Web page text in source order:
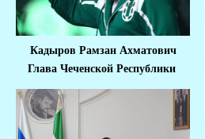
Кадыров Рамзан Ахматович
Глава Чеченской Республики